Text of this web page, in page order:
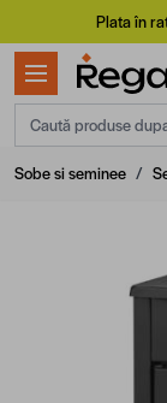
Mergi la Conținut
Plata în
Caută produse
Sobe si seminee /